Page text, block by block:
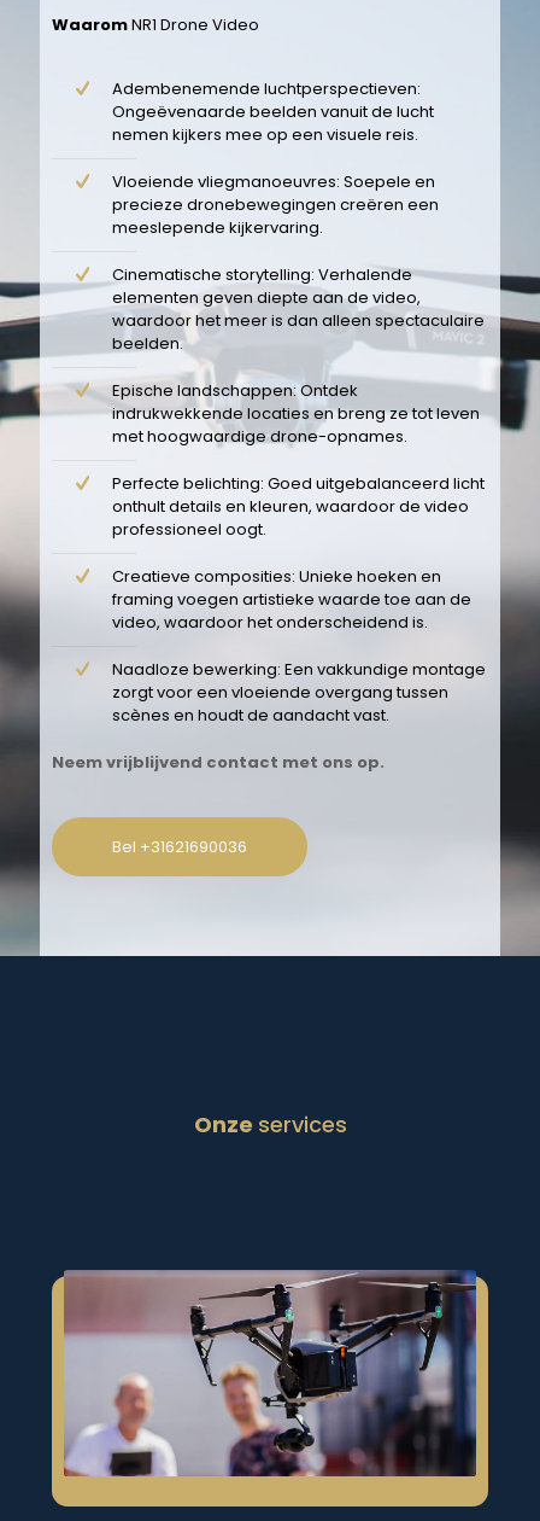
WaaromNR1 Drone Video
Adembenemende luchtperspectieven:
Ongeëvenaarde beelden vanuit de lucht
nemen kijkers mee op een visuele reis.
Vloeiende vliegmanoeuvres: Soepele en
precieze dronebewegingen creëren een
meeslepende kijkervaring.
Cinematische storytelling: Verhalende
elementen geven diepte aan de video,
waardoor het meer is dan alleen spectaculaire
beelden.
Epische landschappen: Ontdek
indrukwekkende locaties en breng ze tot leven
met hoogwaardige drone-opnames.
Perfecte belichting: Goed uitgebalanceerd licht
onthult details en kleuren, waardoor de video
professioneel oogt.
Creatieve composities: Unieke hoeken en
framing voegen artistieke waarde toe aan de
video, waardoor het onderscheidend is.
Naadloze bewerking: Een vakkundige montage
zorgt voor een vloeiende overgang tussen
scènes en houdt de aandacht vast.
Neem vrijblijvend contact met ons op.
Bel +31621690036
Onze services